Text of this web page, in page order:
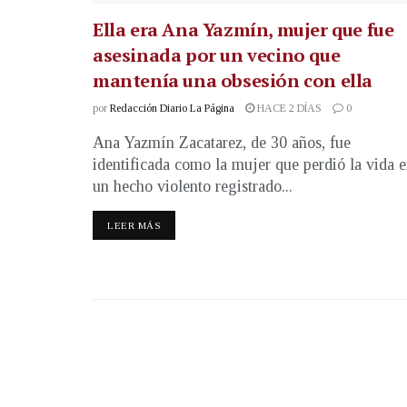
Ella era Ana Yazmín, mujer que fue
asesinada por un vecino que
mantenía una obsesión con ella
por Redacción Diario La Página HACE 2 DÍAS 0
Ana Yazmín Zacatarez, de 30 años, fue
identificada como la mujer que perdió la vida
un hecho violento registrado...
LEER MÁS